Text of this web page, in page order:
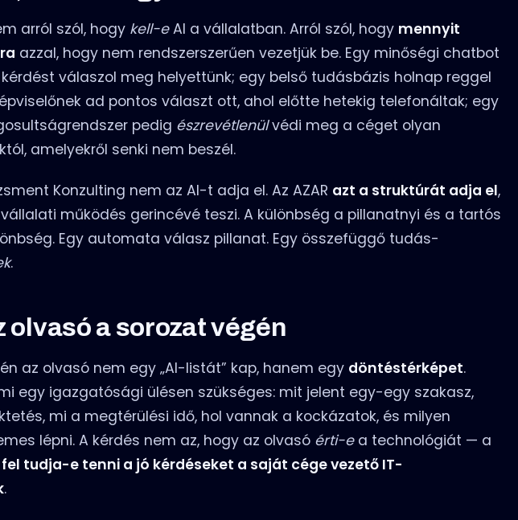
arról szól, hogy kell-eAI a vállalatban. Arról szól, hogy mennyit
azzal, hogy nem rendszerszerűen vezetjük be. Egy minőségi chatbot
válaszol meg helyettünk; egy belső tudásbázis holnap reggel
ad pontos választ ott, ahol előtte hetekig telefonáltak; egy
pedig észrevétlenülvédi meg a céget olyan
amelyekről senki nem beszél.
Konzulting nem az AI-t adja el. Az AZAR azt a struktúrát adja el,
működés gerincévé teszi. A különbség a pillanatnyi és a tartós
Egy automata válasz pillanat. Egy összefüggő tudás-
.
olvasó a sorozat végén
az olvasó nem egy „AI-listát” kap, hanem egy döntéstérképet.
egy igazgatósági ülésen szükséges: mit jelent egy-egy szakasz,
mi a megtérülési idő, hol vannak a kockázatok, és milyen
lépni. A kérdés nem az, hogy az olvasó érti-ea technológiát — a
fel tudja-e tenni a jó kérdéseket a saját cége vezető IT-
.